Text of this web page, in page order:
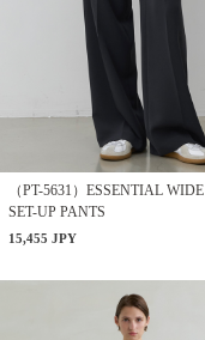
（PT-5631）ESSENTIAL WIDE
SET-UP PANTS
15,455 JPY